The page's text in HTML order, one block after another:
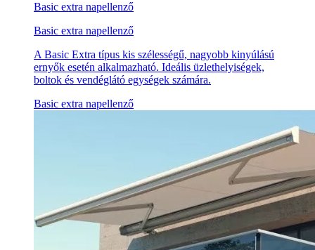
Basic extra napellenző
Basic extra napellenző
A Basic Extra típus kis szélességű, nagyobb kinyúlású
ernyők esetén alkalmazható. Ideális üzlethelyiségek,
boltok és vendéglátó egységek számára.
Basic extra napellenző